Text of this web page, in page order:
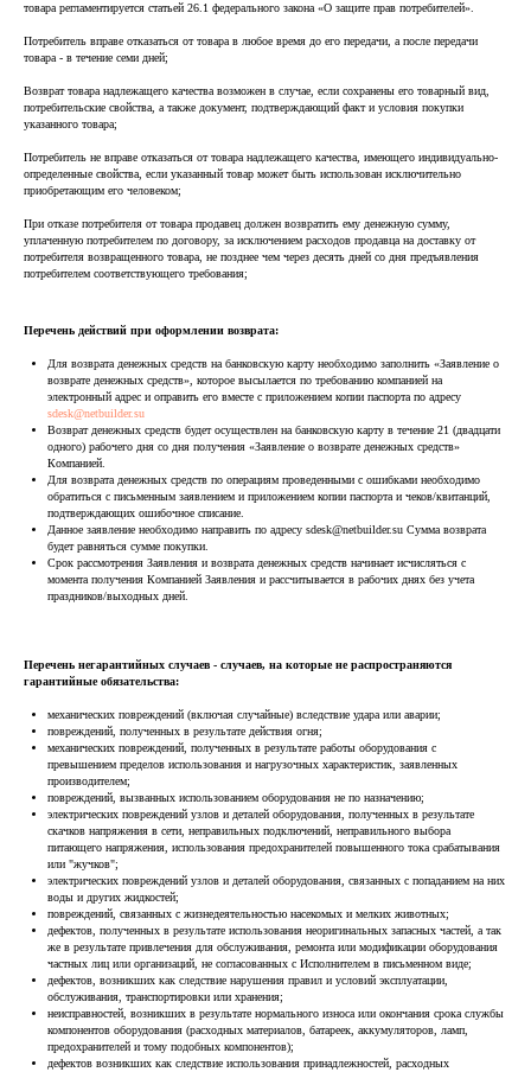
товара регламентируется статьей 26.1 федерального закона «О защите прав потребителей».
Потребитель вправе отказаться от товара в любое время до его передачи, а после передачи
товара - в течение семи дней;
Возврат товара надлежащего качества возможен в случае, если сохранены его товарный вид,
потребительские свойства, а также документ, подтверждающий факт и условия покупки
указанного товара;
Потребитель не вправе отказаться от товара надлежащего качества, имеющего индивидуально-
определенные свойства, если указанный товар может быть использован исключительно
приобретающим его человеком;
При отказе потребителя от товара продавец должен возвратить ему денежную сумму,
уплаченную потребителем по договору, за исключением расходов продавца на доставку от
потребителя возвращенного товара, не позднее чем через десять дней со дня предъявления
потребителем соответствующего требования;
Перечень действий при оформлении возврата:
Для возврата денежных средств на банковскую карту необходимо заполнить «Заявление о
возврате денежных средств», которое высылается по требованию компанией на
электронный адрес и оправить его вместе с приложением копии паспорта по адресу
sdesk@netbuilder.su
Возврат денежных средств будет осуществлен на банковскую карту в течение 21 (двадцати
одного) рабочего дня со дня получения «Заявление о возврате денежных средств»
Компанией.
Для возврата денежных средств по операциям проведенными с ошибками необходимо
обратиться с письменным заявлением и приложением копии паспорта и чеков/квитанций,
подтверждающих ошибочное списание.
Данное заявление необходимо направить по адресу sdesk@netbuilder.su Сумма возврата
будет равняться сумме покупки.
Срок рассмотрения Заявления и возврата денежных средств начинает исчисляться с
момента получения Компанией Заявления и рассчитывается в рабочих днях без учета
праздников/выходных дней.
Перечень негарантийных случаев - случаев, на которые не распространяются
гарантийные обязательства:
механических повреждений (включая случайные) вследствие удара или аварии;
повреждений, полученных в результате действия огня;
механических повреждений, полученных в результате работы оборудования с
превышением пределов использования и нагрузочных характеристик, заявленных
производителем;
повреждений, вызванных использованием оборудования не по назначению;
электрических повреждений узлов и деталей оборудования, полученных в результате
скачков напряжения в сети, неправильных подключений, неправильного выбора
питающего напряжения, использования предохранителей повышенного тока срабатывания
или "жучков";
электрических повреждений узлов и деталей оборудования, связанных с попаданием на них
воды и других жидкостей;
повреждений, связанных с жизнедеятельностью насекомых и мелких животных;
дефектов, полученных в результате использования неоригинальных запасных частей, а так
же в результате привлечения для обслуживания, ремонта или модификации оборудования
частных лиц или организаций, не согласованных с Исполнителем в письменном виде;
дефектов, возникших как следствие нарушения правил и условий эксплуатации,
обслуживания, транспортировки или хранения;
неисправностей, возникших в результате нормального износа или окончания срока службы
компонентов оборудования (расходных материалов, батареек, аккумуляторов, ламп,
предохранителей и тому подобных компонентов);
дефектов возникших как следствие использования принадлежностей, расходных